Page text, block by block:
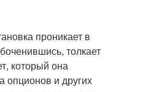
проникает в
толкает
который она
опционов и других